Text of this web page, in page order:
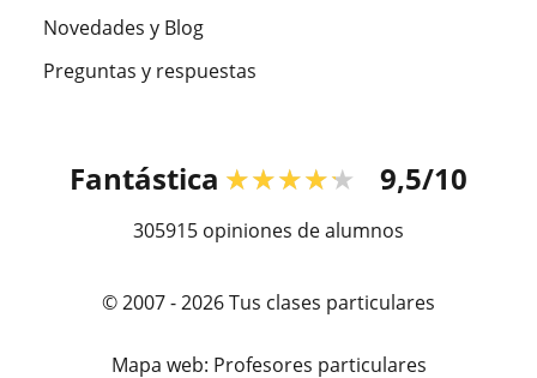
Novedades y Blog
Preguntas y respuestas
Fantástica ★★★★★ 9,5/10
305915 opiniones de alumnos
© 2007 - 2026 Tus clases particulares
Mapa web: Profesores particulares